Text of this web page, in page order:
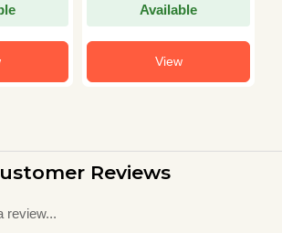
Available
View
Reviews
review...